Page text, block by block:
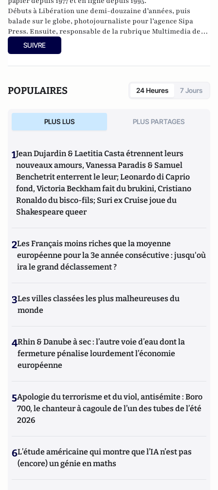
Débuts à Libération une demi-douzaine d’années, puis
balade sur le globe, photojournaliste pour l’agence Sipa
Press. Ensuite, responsable de la rubrique Multimedia de
ELLE, avant d’écrire sur les médias à Arrêt sur Images et de
collaborer avec Atlantico. Par ailleurs fut blogueur, avec Le
SUIVRE
POPULAIRES 24 Heures 7 Jours
PLUS LUS PLUS PARTAGES
1Jean Dujardin & Laetitia Casta étrennent leurs
nouveaux amours, Vanessa Paradis & Samuel
Benchetrit enterrent le leur; Leonardo di Caprio
fond, Victoria Beckham fait du brukini, Cristiano
Ronaldo du bisco-fils; Suri ex Cruise joue du
Shakespeare queer
2Les Français moins riches que la moyenne
européenne pour la 3e année consécutive : jusqu'où
ira le grand déclassement ?
3Les villes classées les plus malheureuses du
monde
4Rhin & Danube à sec : l’autre voie d’eau dont la
fermeture pénalise lourdement l’économie
européenne
5Apologie du terrorisme et du viol, antisémite : Boro
700, le chanteur à cagoule de l’un des tubes de l’été
2026
6L’étude américaine qui montre que l’IA n’est pas
(encore) un génie en maths